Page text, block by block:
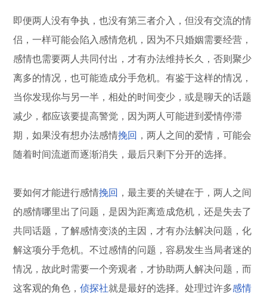
即便两人没有争执，也没有第三者介入，但没有交流的情
侣，一样可能会陷入感情危机，因为不只婚姻需要经营，
感情也需要两人共同付出，才有办法维持长久，否则聚少
离多的情况，也可能造成分手危机。有鉴于这样的情况，
当你发现你与另一半，相处的时间变少，或是聊天的话题
减少，都应该要提高警觉，因为两人可能进到爱情停滞
期，如果没有想办法感情挽回 ，两人之间的爱情，可能会
随着时间流逝而逐渐消失，最后只剩下分开的选择。
要如何才能进行感情挽回 ，最主要的关键在于，两人之间
的感情哪里出了问题，是因为距离造成危机，还是失去了
共同话题，了解感情变淡的主因，才有办法解决问题，化
解这项分手危机。不过感情的问题，容易发生当局者迷的
情况，故此时需要一个旁观者，才协助两人解决问题，而
这客观的角色，侦探社就是最好的选择。处理过许多感情